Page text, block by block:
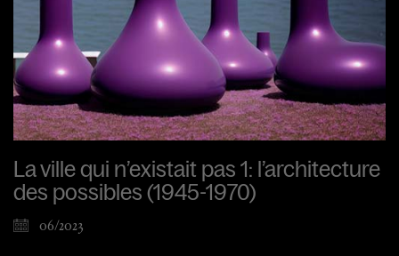
La ville qui n’existait pas 1: l’architecture
des possibles (1945-1970)
06/2023